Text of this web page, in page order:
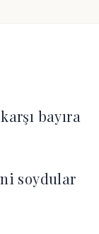
bayıra
soydular